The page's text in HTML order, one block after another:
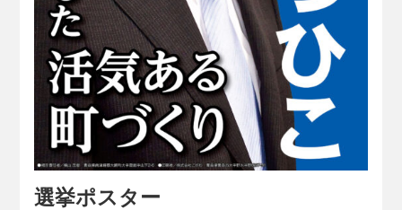
選挙ポスター